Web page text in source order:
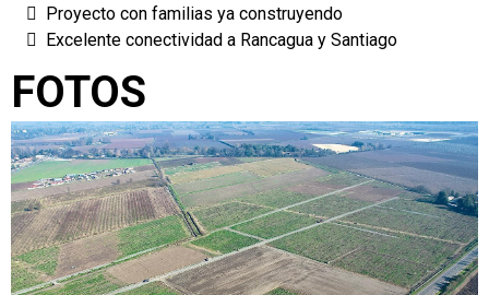
Proyecto con familias ya construyendo
Excelente conectividad a Rancagua y Santiago
FOTOS